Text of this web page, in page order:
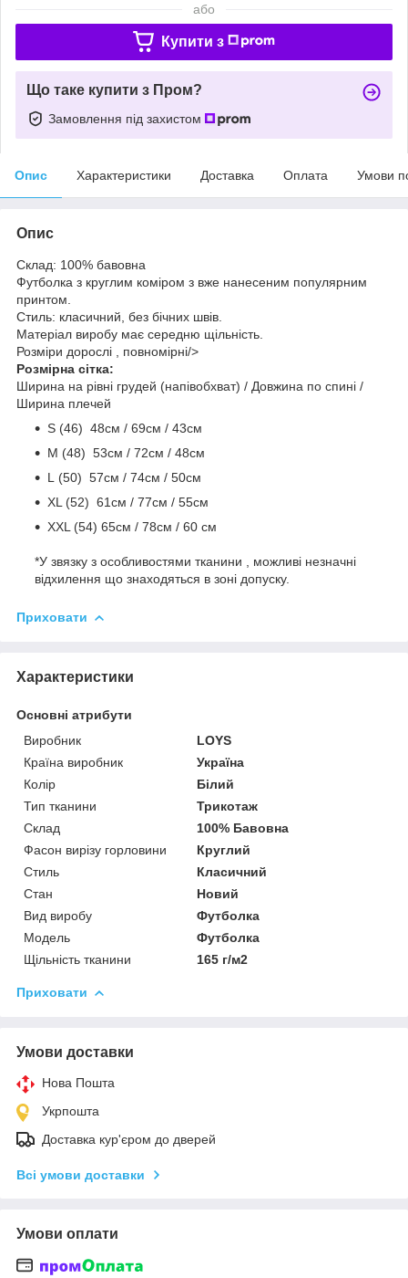
або
Купити з
Що таке купити з Пром?
Замовлення під захистом
Опис Характеристики Доставка Оплата Умови
Опис
Склад: 100% бавовна
Футболка з круглим коміром з вже нанесеним популярним
принтом.
Стиль: класичний, без бічних швів.
Матеріал виробу має середню щільність.
Розміри дорослі , повномірні/>
Розмірна сітка:
Ширина на рівні грудей (напівобхват) / Довжина по спині /
Ширина плечей
S (46) 48cм / 69cм / 43см
M (48) 53см / 72см / 48cм
L (50) 57см / 74см / 50см
ХL (52) 61см / 77см / 55см
ХХL (54) 65см / 78см / 60 см
*У звязку з особливостями тканини , можливі незначні
відхилення що знаходяться в зоні допуску.
Приховати
Характеристики
Основні атрибути
Виробник
LOYS
Країна виробник
Україна
Колір
Білий
Тип тканини
Трикотаж
Склад
100% Бавовна
Фасон вирізу горловини
Круглий
Стиль
Класичний
Стан
Новий
Вид виробу
Футболка
Модель
Футболка
Щільність тканини
165 г/м2
Приховати
Умови доставки
Нова Пошта
Укрпошта
Доставка кур'єром до дверей
Всі умови доставки
Умови оплати